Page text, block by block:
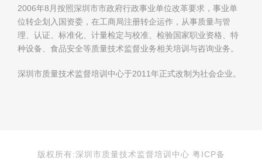
2006年8月按照深圳市市政府行政事业单位改革要求，事业单
位转企划入国资委，在工商局注册转企运作，从事质量与管
理、认证、标准化、计量检定与校准、检验国家职业资格、特
种设备、食品安全等质量技术监督业务相关培训与咨询业务。
深圳市质量技术监督培训中心于2011年正式改制为社会企业。
版权所有:深圳市质量技术监督培训中心 粤ICP备